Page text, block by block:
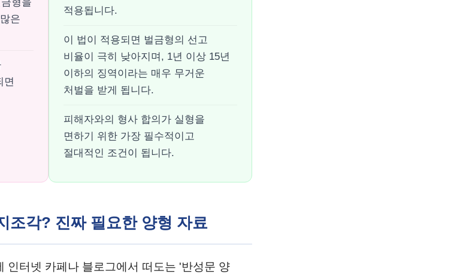
은
면
적용됩니다.
이 법이 적용되면 벌금형의 선고
비율이 극히 낮아지며, 1년 이상 15년
이하의 징역이라는 매우 무거운
처벌을 받게 됩니다.
피해자와의 형사 합의가 실형을
면하기 위한 가장 필수적이고
절대적인 조건이 됩니다.
조각? 진짜 필요한 양형 자료
인터넷 카페나 블로그에서 떠도는 '반성문 양